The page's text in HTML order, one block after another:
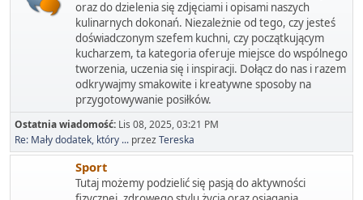
oraz do dzielenia się zdjęciami i opisami naszych
kulinarnych dokonań. Niezależnie od tego, czy jesteś
doświadczonym szefem kuchni, czy początkującym
kucharzem, ta kategoria oferuje miejsce do wspólnego
tworzenia, uczenia się i inspiracji. Dołącz do nas i razem
odkrywajmy smakowite i kreatywne sposoby na
przygotowywanie posiłków.
Ostatnia wiadomość: Lis 08, 2025, 03:21 PM
Re: Mały dodatek, który ... przezTereska
Sport
Tutaj możemy podzielić się pasją do aktywności